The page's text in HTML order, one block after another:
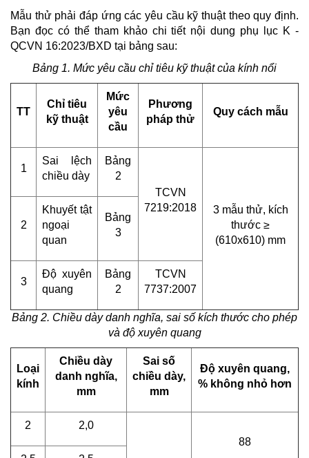
Mẫu thử phải đáp ứng các yêu cầu kỹ thuật theo quy định.
Bạn đọc có thể tham khảo chi tiết nội dung phụ lục K -
QCVN 16:2023/BXD tại bảng sau:
Bảng 1. Mức yêu cầu chỉ tiêu kỹ thuật của kính nổi
TT
Chỉ tiêu
kỹ thuật
Mức
yêu
cầu
Phương
pháp thử
Quy cách mẫu
1
Sai lệch
chiều dày
Bảng
2
TCVN
7219:2018
3 mẫu thử, kích
thước ≥
(610x610) mm
2
Khuyết tật
ngoại
quan
Bảng
3
3
Độ xuyên
quang
Bảng
2
TCVN
7737:2007
Bảng 2. Chiều dày danh nghĩa, sai số kích thước cho phép
và độ xuyên quang
Loại
kính
Chiều dày
danh nghĩa,
mm
Sai số
chiều dày,
mm
Độ xuyên quang,
% không nhỏ hơn
2 2,0
88